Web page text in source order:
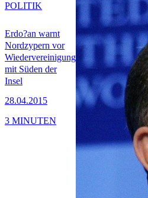
Erdo?an warnt
Nordzypern vor
Wiedervereinigung
mit Süden der
Insel
28.04.2015
POLITIK
3 MINUTEN